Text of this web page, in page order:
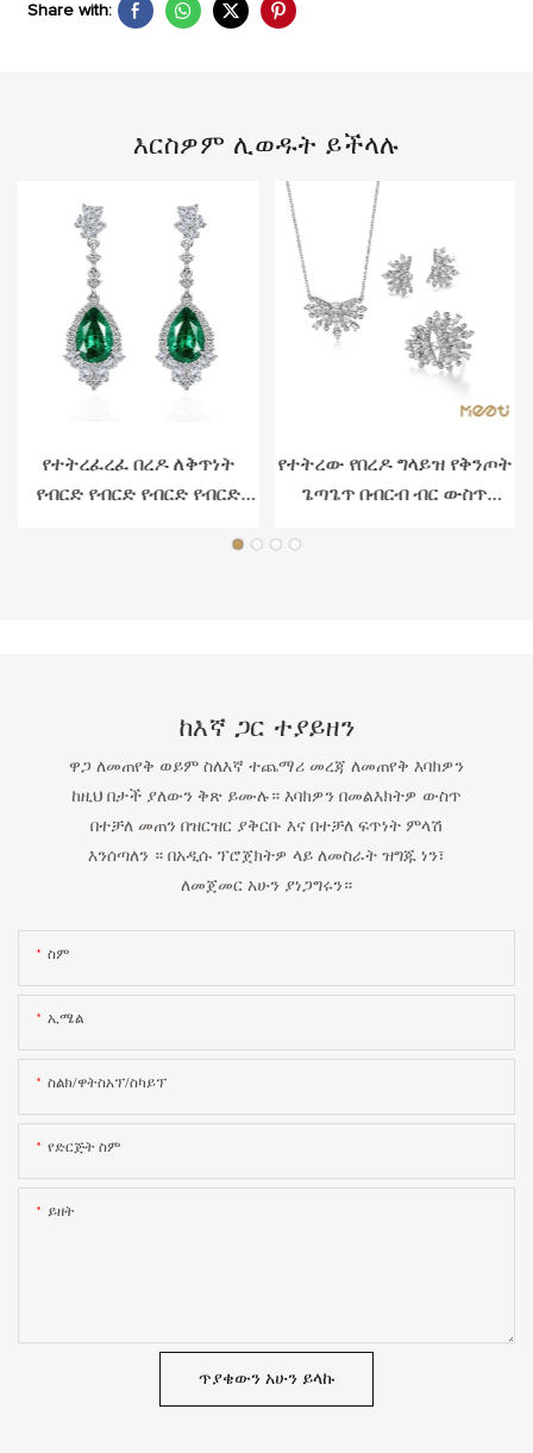
Share with:
እርስዎም ሊወዱት ይችላሉ
የተትረፈረፈ በረዶ ለቅጥነት
የብርድ የብርድ የብርድ የብርድ
የተትረው የበረዶ ግላይዝ የቅንጦት
ጌጣጌጥ በብርብ ብር ውስጥ
ከእኛ ጋር ተያይዘን
ዋጋ ለመጠየቅ ወይም ስለእኛ ተጨማሪ መረጃ ለመጠየቅ እባክዎን
ከዚህ በታች ያለውን ቅጽ ይሙሉ። እባክዎን በመልእክትዎ ውስጥ
በተቻለ መጠን በዝርዝር ያቅርቡ እና በተቻለ ፍጥነት ምላሽ
እንሰጣለን ። በአዲሱ ፕሮጀክትዎ ላይ ለመስራት ዝግጁ ነን፣
ለመጀመር አሁን ያነጋግሩን።
ስም
ኢሜል
ስልክ/ዋትስአፕ/ስካይፕ
የድርጅት ስም
ይዘት
ጥያቄውን አሁን ይላኩ